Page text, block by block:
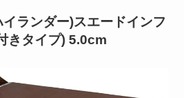
ランダー)スエードインフ
きタイプ) 5.0cm